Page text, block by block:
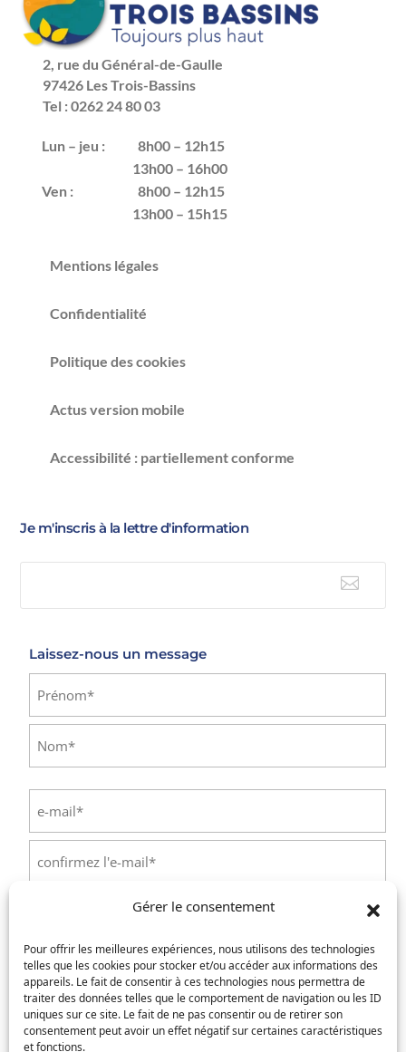
Gérer le consentement
Pour offrir les meilleures expériences, nous utilisons des technologies
telles que les cookies pour stocker et/ou accéder aux informations des
appareils. Le fait de consentir à ces technologies nous permettra de
traiter des données telles que le comportement de navigation ou les ID
uniques sur ce site. Le fait de ne pas consentir ou de retirer son
consentement peut avoir un effet négatif sur certaines caractéristiques
et fonctions.
2, rue du Général-de-Gaulle
97426 Les Trois-Bassins
Tel : 0262 24 80 03
Lun – jeu :
8h00 – 12h15
13h00 – 16h00
Ven :
8h00 – 12h15
13h00 – 15h15
Mentions légales
Confidentialité
Politique des cookies
Actus version mobile
Accessibilité : partiellement conforme
Je m'inscris à la lettre d'information

Laissez-nous un message
Prénom
mail(Nécessaire)
Saisissez
un
e-
(Nécessaire)
Service concerné(Nécessaire)